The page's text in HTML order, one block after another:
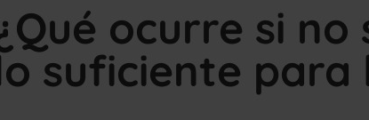
ocurre si
suficiente para